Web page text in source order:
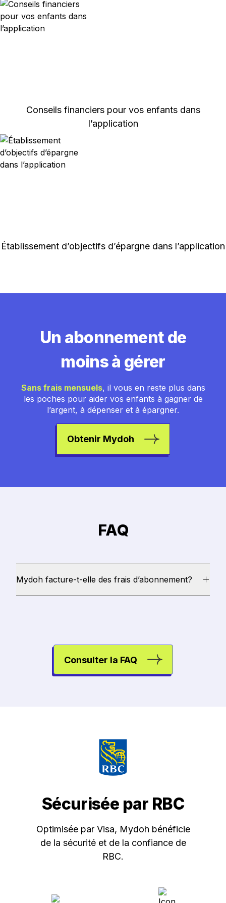
Conseils financiers pour vos enfants dans
l’application
Établissement d’objectifs d’épargne dans l’application
Un abonnement de
moins à gérer
Sans frais mensuels, il vous en reste plus dans
les poches pour aider vos enfants à gagner de
l’argent, à dépenser et à épargner.
Obtenir Mydoh
FAQ
Mydoh facture-t-elle des frais d’abonnement?
Consulter la FAQ
Sécurisée par RBC
Optimisée par Visa, Mydoh bénéficie
de la sécurité et de la confiance de
RBC.